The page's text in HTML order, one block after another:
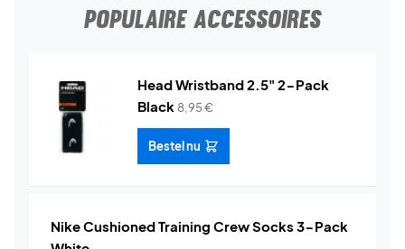
POPULAIRE ACCESSOIRES
Head Wristband 2.5" 2-Pack
Black 8,95€
Bestel nu
Nike Cushioned Training Crew Socks 3-Pack